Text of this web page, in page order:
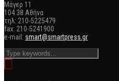
Mάγερ 11
104 38 Αθήνα
τηλ: 210-5225479
fax: 210-5241900
e-mail: smart@smartpress.gr